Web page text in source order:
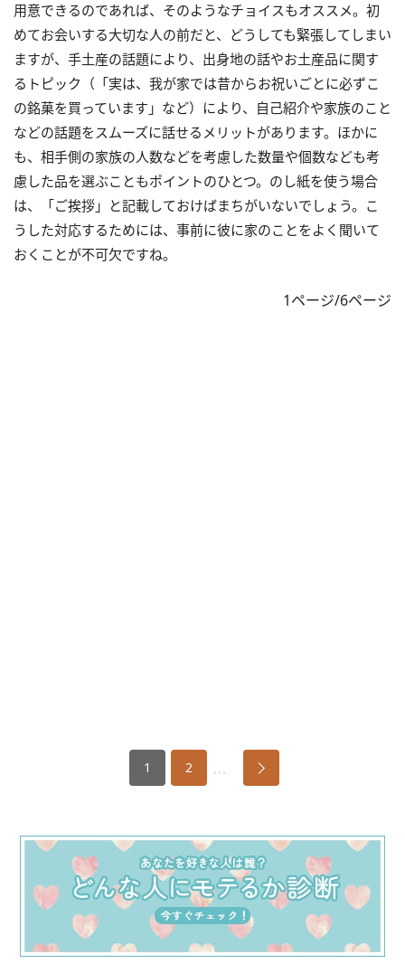
用意できるのであれば、そのようなチョイスもオススメ。初
めてお会いする大切な人の前だと、どうしても緊張してしまい
ますが、手土産の話題により、出身地の話やお土産品に関す
るトピック（「実は、我が家では昔からお祝いごとに必ずこ
の銘菓を買っています」など）により、自己紹介や家族のこと
などの話題をスムーズに話せるメリットがあります。ほかに
も、相手側の家族の人数などを考慮した数量や個数なども考
慮した品を選ぶこともポイントのひとつ。のし紙を使う場合
は、「ご挨拶」と記載しておけばまちがいないでしょう。こ
うした対応するためには、事前に彼に家のことをよく聞いて
おくことが不可欠ですね。
1ページ/6ページ
1 2 …